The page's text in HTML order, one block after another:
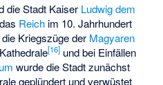
die Stadt Kaiser Ludwig dem
Reich im 10. Jahrhundert
Kriegszüge der Magyaren
[16] und bei Einfällen
wurde die Stadt zunächst
geplündert und verwüstet